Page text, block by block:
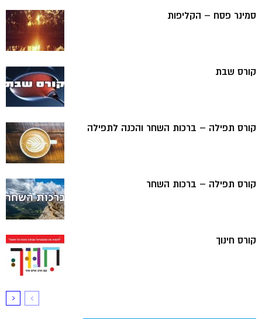
סמינר פסח – הקליפות
קורס שבת
קורס תפילה – ברכות השחר והכנה לתפילה
קורס תפילה – ברכות השחר
קורס חינוך